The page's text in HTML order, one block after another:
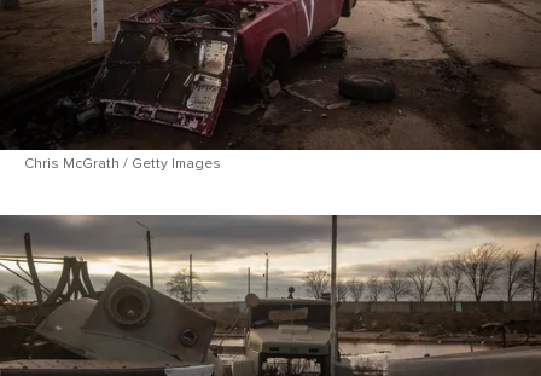
Chris McGrath / Getty Images